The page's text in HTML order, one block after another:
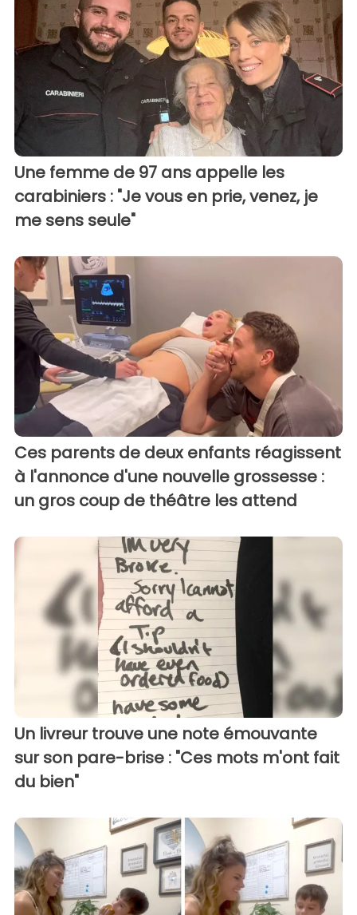
Une femme de 97 ans appelle les
carabiniers : "Je vous en prie, venez, je
me sens seule"
Ces parents de deux enfants réagissent
à l'annonce d'une nouvelle grossesse :
un gros coup de théâtre les attend
Un livreur trouve une note émouvante
sur son pare-brise : "Ces mots m'ont fait
du bien"